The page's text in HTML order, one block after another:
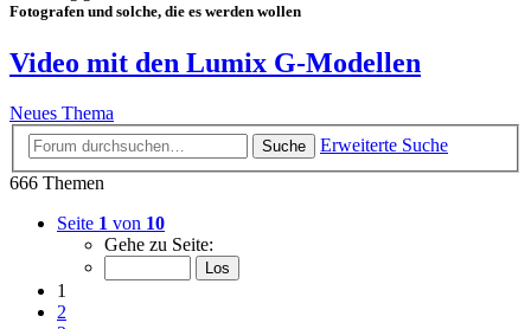
Fotografen und solche, die es werden wollen
Video mit den Lumix G-Modellen
Neues Thema
Suche
Erweiterte Suche
666 Themen
Seite 1 von 10
Gehe zu Seite:
1
2